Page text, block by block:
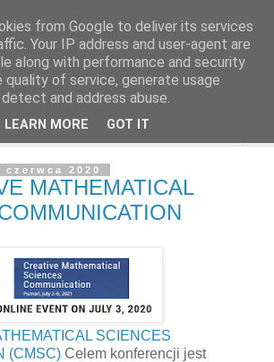
2020
MATHEMATICAL
SCIENCES
(CMSC) Celem konferencji jest
from Google to deliver its services
Your IP address and user-agent are
along with performance and security
of service, generate usage
and address abuse.
LEARN MORE GOT IT